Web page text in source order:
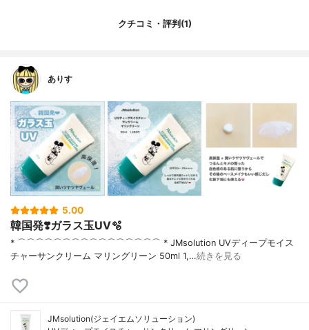
クチコミ・評判(1)
ありす
5.00
韓国発❣️ガラス玉UV🫧
* ⌒⌒⌒⌒⌒⌒⌒⌒⌒⌒⌒⌒⌒⌒⌒⌒ * JMsolution UVディープモイス
チャーサンクリーム マリングリーン 50ml 1,…続きを見る
JMsolution(ジェイエムソリューション)